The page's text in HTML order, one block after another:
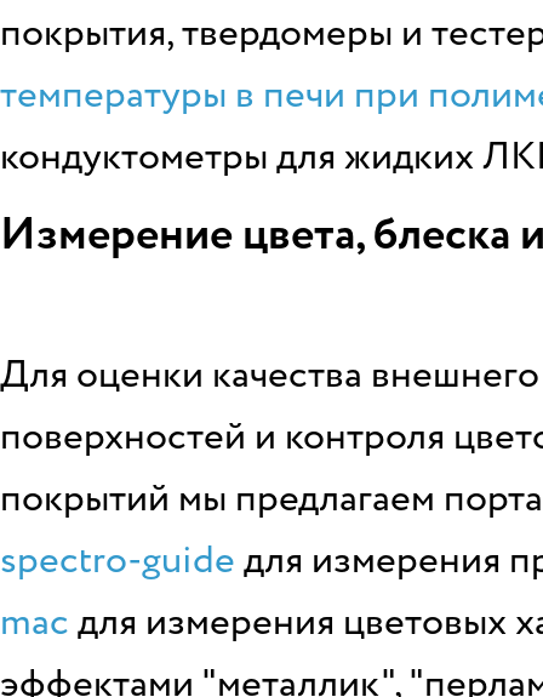
покрытия, твердомеры и
температуры в печи при
кондуктометры для жидких
Измерение цвета, блеска
Для оценки качества
поверхностей и контроля
покрытий мы предлагаем
spectro-guideдля измерения
macдля измерения цветовых
эффектами "металлик",